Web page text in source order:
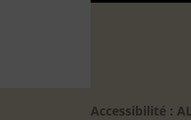
Accessibilité :